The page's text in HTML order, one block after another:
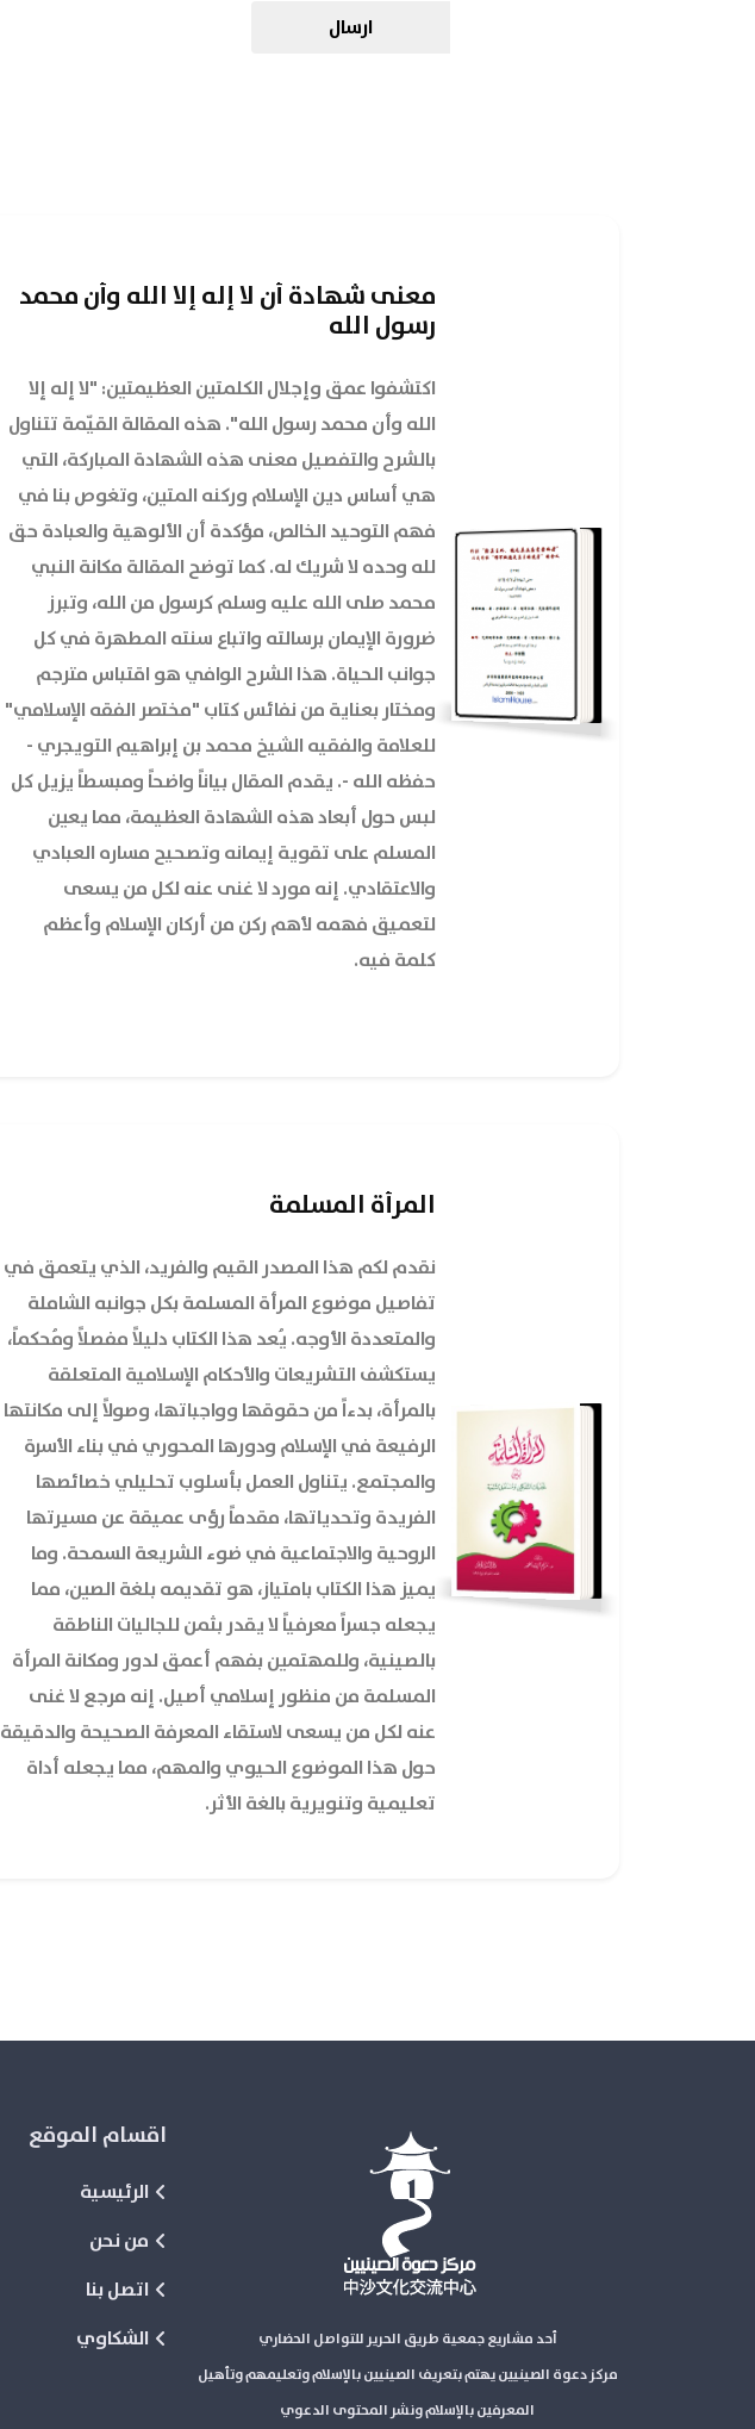
ارسال
معنى شهادة أن لا إله إلا الله وأن محمد
رسول الله
اكتشفوا عمق وإجلال الكلمتين العظيمتين: "لا إله إلا
الله وأن محمد رسول الله". هذه المقالة القيّمة تتناول
بالشرح والتفصيل معنى هذه الشهادة المباركة، التي
هي أساس دين الإسلام وركنه المتين، وتغوص بنا في
فهم التوحيد الخالص، مؤكدة أن الألوهية والعبادة حق
لله وحده لا شريك له. كما توضح المقالة مكانة النبي
محمد صلى الله عليه وسلم كرسول من الله، وتبرز
ضرورة الإيمان برسالته واتباع سنته المطهرة في كل
جوانب الحياة. هذا الشرح الوافي هو اقتباس مترجم
ومختار بعناية من نفائس كتاب "مختصر الفقه الإسلامي"
للعلامة والفقيه الشيخ محمد بن إبراهيم التويجري -
حفظه الله -. يقدم المقال بياناً واضحاً ومبسطاً يزيل كل
لبس حول أبعاد هذه الشهادة العظيمة، مما يعين
المسلم على تقوية إيمانه وتصحيح مساره العبادي
والاعتقادي. إنه مورد لا غنى عنه لكل من يسعى
لتعميق فهمه لأهم ركن من أركان الإسلام وأعظم
كلمة فيه.
المرأة المسلمة
نقدم لكم هذا المصدر القيم والفريد، الذي يتعمق في
تفاصيل موضوعالمرأة المسلمةبكل جوانبه الشاملة
والمتعددة الأوجه. يُعد هذا الكتاب دليلاً مفصلاً ومُحكماً،
يستكشف التشريعات والأحكام الإسلامية المتعلقة
بالمرأة، بدءاً من حقوقها وواجباتها، وصولاً إلى مكانتها
الرفيعة في الإسلام ودورها المحوري في بناء الأسرة
والمجتمع. يتناول العمل بأسلوب تحليلي خصائصها
الفريدة وتحدياتها، مقدماً رؤى عميقة عن مسيرتها
الروحية والاجتماعية في ضوء الشريعة السمحة. وما
يميز هذا الكتاب بامتياز، هو تقديمه بلغة الصين، مما
يجعله جسراً معرفياً لا يقدر بثمن للجاليات الناطقة
بالصينية، وللمهتمين بفهم أعمق لدور ومكانة المرأة
المسلمة من منظور إسلامي أصيل. إنه مرجع لا غنى
عنه لكل من يسعى لاستقاء المعرفة الصحيحة والدقيقة
حول هذا الموضوع الحيوي والمهم، مما يجعله أداة
تعليمية وتنويرية بالغة الأثر.
أحد مشاريع جمعية طريق الحرير للتواصل الحضاري
مركز دعوة الصينيين يهتم بتعريف الصينيين بالإسلام وتعليمهم وتأهيل
المعرفين بالإسلام ونشر المحتوى الدعوي
اقسام الموقع
الرئيسية
من نحن
اتصل بنا
الشكاوي